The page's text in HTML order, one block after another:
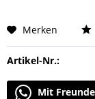
Merken
Artikel-Nr.:
Mit